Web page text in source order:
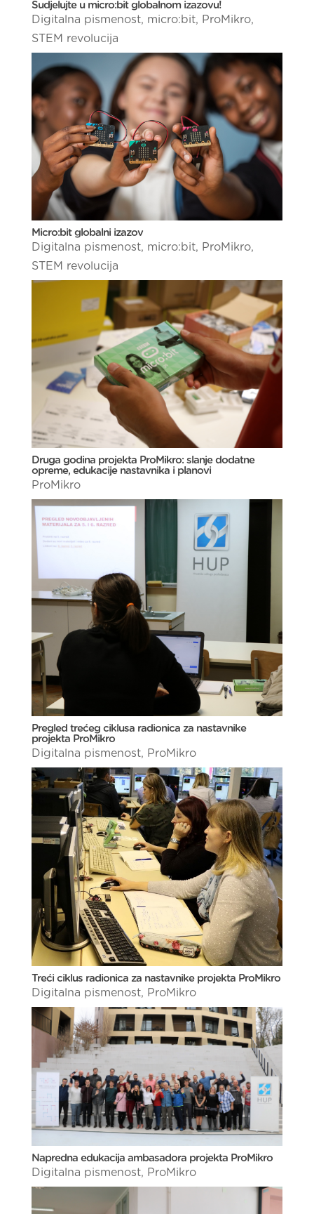
Sudjelujte u micro:bit globalnom izazovu!
Digitalna pismenost, micro:bit, ProMikro,
STEM revolucija
Micro:bit globalni izazov
Digitalna pismenost, micro:bit, ProMikro,
STEM revolucija
Druga godina projekta ProMikro: slanje dodatne
opreme, edukacije nastavnika i planovi
ProMikro
Pregled trećeg ciklusa radionica za nastavnike
projekta ProMikro
Digitalna pismenost, ProMikro
Treći ciklus radionica za nastavnike projekta ProMikro
Digitalna pismenost, ProMikro
Napredna edukacija ambasadora projekta ProMikro
Digitalna pismenost, ProMikro